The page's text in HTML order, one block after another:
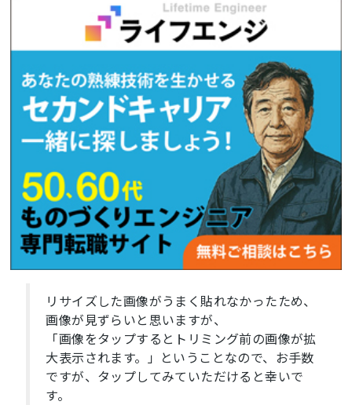
リサイズした画像がうまく貼れなかったため、
画像が見ずらいと思いますが、
「画像をタップするとトリミング前の画像が拡
大表示されます。」ということなので、お手数
ですが、タップしてみていただけると幸いで
す。